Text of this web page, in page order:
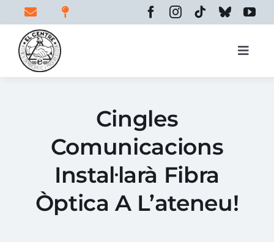
to
content
Toggle
El centre
Espais
Cingles
Comunicacions
Instal·larà Fibra
Òptica A L’ateneu!